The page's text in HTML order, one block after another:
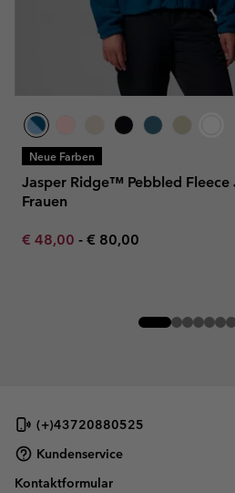
Neue Farben
Jasper Ridge™ Pebbled Fleece
Frauen
Minimum sale price:
€ 48,00 - Maximum price:
€ 80,00
(+)43720880525
Kundenservice
Kontaktformular